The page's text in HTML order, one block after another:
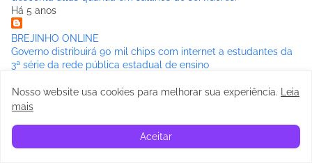
Há 5 anos
BREJINHO ONLINE
Governo distribuirá 90 mil chips com internet a estudantes da
3ª série da rede pública estadual de ensino
BACABAL PASSADO A LIMPO
REAIS CHANCES
Há 6 anos
Nosso website usa cookies para melhorar sua experiência.
Leia
mais
Aceitar